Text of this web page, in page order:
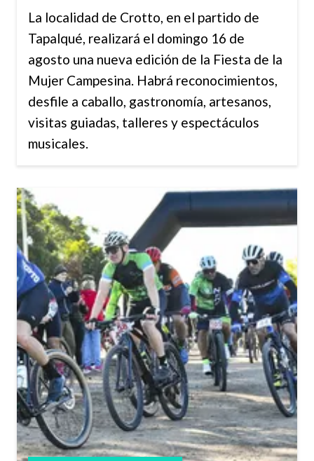
La localidad de Crotto, en el partido de
Tapalqué, realizará el domingo 16 de
agosto una nueva edición de la Fiesta de la
Mujer Campesina. Habrá reconocimientos,
desfile a caballo, gastronomía, artesanos,
visitas guiadas, talleres y espectáculos
musicales.